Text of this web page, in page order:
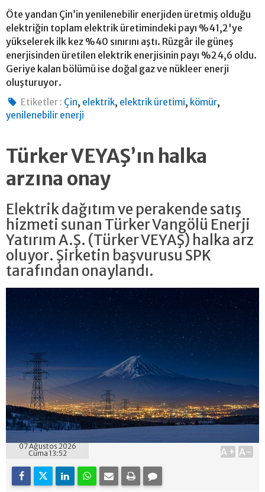
Öte yandan Çin’in yenilenebilir enerjiden üretmiş olduğu
elektriğin toplam elektrik üretimindeki payı %41,2'ye
yükselerek ilk kez %40 sınırını aştı. Rüzgâr ile güneş
enerjisinden üretilen elektrik enerjisinin payı %24,6 oldu.
Geriye kalan bölümü ise doğal gaz ve nükleer enerji
oluşturuyor.
Etiketler : Çin, elektrik, elektrik üretimi, kömür,
yenilenebilir enerji
Türker VEYAŞ’ın halka
arzına onay
Elektrik dağıtım ve perakende satış
hizmeti sunan Türker Vangölü Enerji
Yatırım A.Ş. (Türker VEYAŞ) halka arz
oluyor. Şirketin başvurusu SPK
tarafından onaylandı.
07 Ağustos 2026
Cuma 13:52
A+ A-